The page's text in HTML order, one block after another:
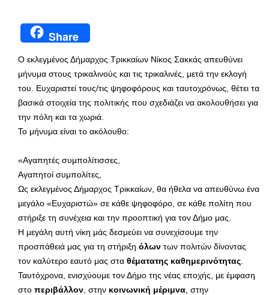
Share
Ο εκλεγμένος Δήμαρχος Τρικκαίων Νίκος Σακκάς απευθύνει
μήνυμα στους τρικαλινούς και τις τρικαλινές, μετά την εκλογή
του. Ευχαριστεί τους/τις ψηφοφόρους και ταυτοχρόνως, θέτει τα
βασικά στοιχεία της πολιτικής που σχεδιάζει να ακολουθήσει για
την πόλη και τα χωριά.
Το μήνυμα είναι το ακόλουθο:
«Αγαπητές συμπολίτισσες,
Αγαπητοί συμπολίτες,
Ως εκλεγμένος Δήμαρχος Τρικκαίων, θα ήθελα να απευθύνω ένα
μεγάλο «Ευχαριστώ» σε κάθε ψηφοφόρο, σε κάθε πολίτη που
στήριξε τη συνέχεια και την προοπτική για τον Δήμο μας.
Η μεγάλη αυτή νίκη μάς δεσμεύει να συνεχίσουμε την
προσπάθειά μας για τη στήριξη όλων των πολιτών δίνοντας
τον καλύτερο εαυτό μας στα θέματατης καθημερινότητας
Ταυτόχρονα, ενισχύουμε τον Δήμο της νέας εποχής, με έμφαση
στο περιβάλλον , στην κοινωνική μέριμνα , στην